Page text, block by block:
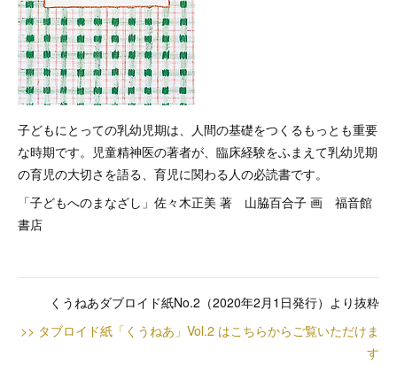
子どもにとっての乳幼児期は、人間の基礎をつくるもっとも重要
な時期です。児童精神医の著者が、臨床経験をふまえて乳幼児期
の育児の大切さを語る、育児に関わる人の必読書です。
「子どもへのまなざし」佐々木正美 著 山脇百合子 画 福音館
書店
くうねあダブロイド紙No.2（2020年2月1日発行）より抜粋
>> タブロイド紙「くうねあ」Vol.2 はこちらからご覧いただけま
す